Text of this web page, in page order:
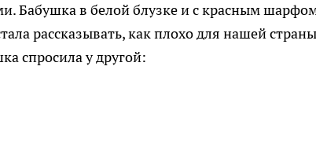
Бабушка в белой блузке и с красным
рассказывать, как плохо для нашей
спросила у другой: